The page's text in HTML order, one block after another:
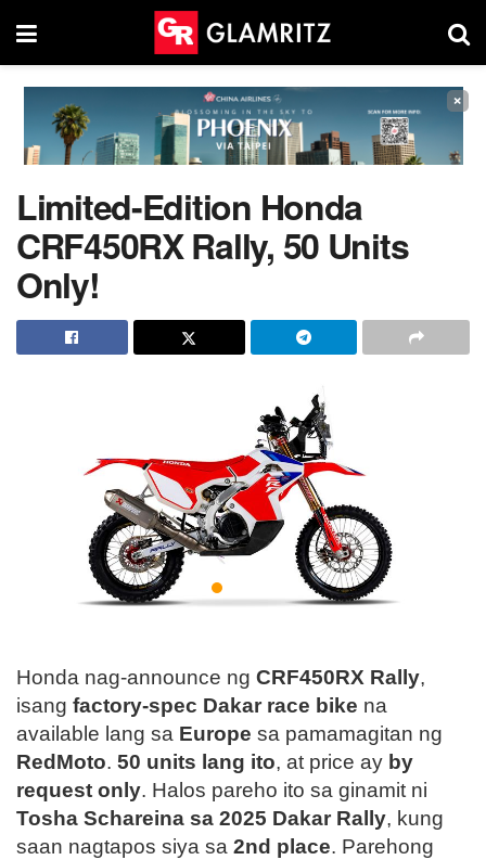
×
Limited-Edition Honda
CRF450RX Rally, 50 Units
Only!
Honda nag-announce ng CRF450RX Rally,
isang factory-spec Dakar race bike na
available lang sa Europe sa pamamagitan ng
RedMoto. 50 units lang ito, at price ay by
request only. Halos pareho ito sa ginamit ni
Tosha Schareina sa 2025 Dakar Rally, kung
saan nagtapos siya sa 2nd place. Parehong